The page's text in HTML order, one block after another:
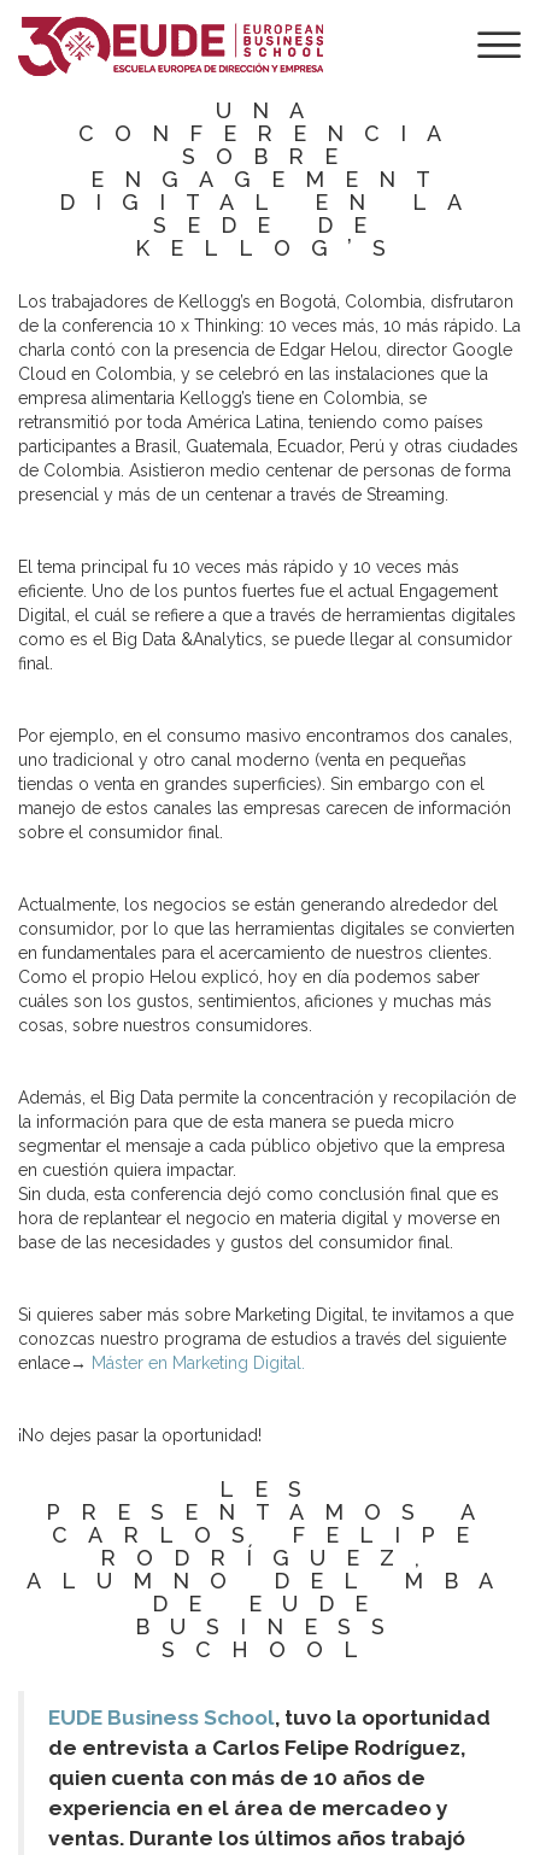
EL DIRECTOR DE
GOOGLE CLOUD
UNA
CONFERENCIA
SOBRE
ENGAGEMENT
DIGITAL EN LA
SEDE DE
KELLOG’S
Los trabajadores de Kellogg’s en Bogotá, Colombia, disfrutaron
de la conferencia 10 x Thinking: 10 veces más, 10 más rápido. La
charla contó con la presencia de Edgar Helou, director Google
Cloud en Colombia, y se celebró en las instalaciones que la
empresa alimentaria Kellogg’s tiene en Colombia, se
retransmitió por toda América Latina, teniendo como países
participantes a Brasil, Guatemala, Ecuador, Perú y otras ciudades
de Colombia. Asistieron medio centenar de personas de forma
presencial y más de un centenar a través de Streaming.
El tema principal fu 10 veces más rápido y 10 veces más
eficiente. Uno de los puntos fuertes fue el actual Engagement
Digital, el cuál se refiere a que a través de herramientas digitales
como es el Big Data &Analytics, se puede llegar al consumidor
final.
Por ejemplo, en el consumo masivo encontramos dos canales,
uno tradicional y otro canal moderno (venta en pequeñas
tiendas o venta en grandes superficies). Sin embargo con el
manejo de estos canales las empresas carecen de información
sobre el consumidor final.
Actualmente, los negocios se están generando alrededor del
consumidor, por lo que las herramientas digitales se convierten
en fundamentales para el acercamiento de nuestros clientes.
Como el propio Helou explicó, hoy en día podemos saber
cuáles son los gustos, sentimientos, aficiones y muchas más
cosas, sobre nuestros consumidores.
Además, el Big Data permite la concentración y recopilación de
la información para que de esta manera se pueda micro
segmentar el mensaje a cada público objetivo que la empresa
en cuestión quiera impactar.
Sin duda, esta conferencia dejó como conclusión final que es
hora de replantear el negocio en materia digital y moverse en
base de las necesidades y gustos del consumidor final.
Si quieres saber más sobre Marketing Digital, te invitamos a que
conozcas nuestro programa de estudios a través del siguiente
enlace→ Máster en Marketing Digital.
¡No dejes pasar la oportunidad!
LES
PRESENTAMOS A
CARLOS FELIPE
RODRÍGUEZ,
ALUMNO DEL MBA
DE EUDE
BUSINESS
SCHOOL
EUDE Business School, tuvo la oportunidad
de entrevista a Carlos Felipe Rodríguez,
quien cuenta con más de 10 años de
experiencia en el área de mercadeo y
ventas. Durante los últimos años trabajó